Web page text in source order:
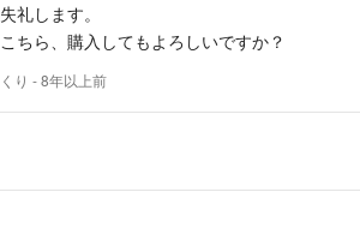
失礼します。
こちら、購入してもよろしいですか？
くり - 8年以上前